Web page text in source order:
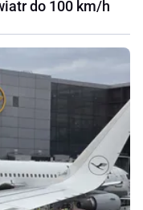
do 100 km/h